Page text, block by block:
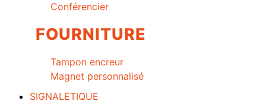
Conférencier
FOURNITURE
Tampon encreur
Magnet personnalisé
SIGNALETIQUE